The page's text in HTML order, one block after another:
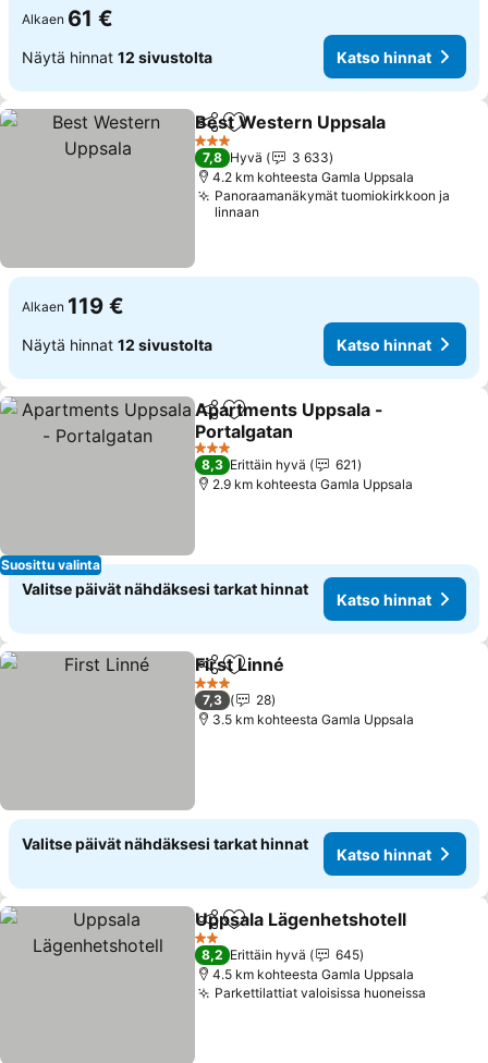
Alkaen 61 €
Näytä hinnat 12 sivustolta Katso hinnat
Jaa Lisää suosikkeihin
Best Western Uppsala
3 Tähtiluokitus
7,8 Hyvä
3 633
4.2 km kohteesta Gamla Uppsala
Panoraamanäkymät tuomiokirkkoon ja
linnaan
Alkaen 119 €
Näytä hinnat 12 sivustolta Katso hinnat
Suosittu valinta
Jaa Lisää suosikkeihin
Apartments Uppsala -
Portalgatan
3 Tähtiluokitus
8,3 Erittäin hyvä
621
2.9 km kohteesta Gamla Uppsala
Valitse päivät nähdäksesi tarkat hinnat
Katso hinnat
Jaa Lisää suosikkeihin
First Linné
3 Tähtiluokitus
7,3
28
3.5 km kohteesta Gamla Uppsala
Valitse päivät nähdäksesi tarkat hinnat
Katso hinnat
Jaa Lisää suosikkeihin
Uppsala Lägenhetshotell
2 Tähtiluokitus
8,2 Erittäin hyvä
645
4.5 km kohteesta Gamla Uppsala
Parkettilattiat valoisissa huoneissa